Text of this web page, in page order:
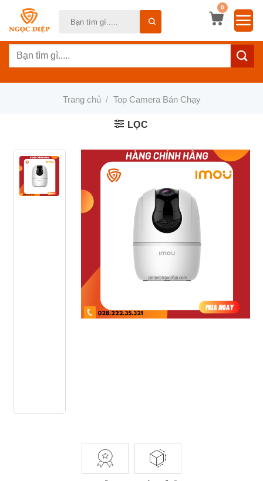
dung
0
Tìm
Trang chủ / Top Camera Bán Chạy
LỌC